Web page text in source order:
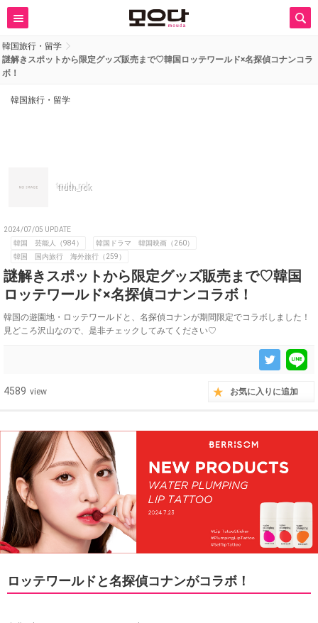
韓国旅行・留学
謎解きスポットから限定グッズ販売まで♡韓国ロッテワールド×名探偵コナンコラ
ボ！
韓国旅行・留学
truth_rok
2024/07/05 UPDATE
韓国 芸能人（984）
韓国ドラマ 韓国映画（260）
韓国 国内旅行 海外旅行（259）
謎解きスポットから限定グッズ販売まで♡韓国
ロッテワールド×名探偵コナンコラボ！
韓国の遊園地・ロッテワールドと、名探偵コナンが期間限定でコラボしました！
見どころ沢山なので、是非チェックしてみてください♡
4589 view お気に入りに追加
ロッテワールドと名探偵コナンがコラボ！